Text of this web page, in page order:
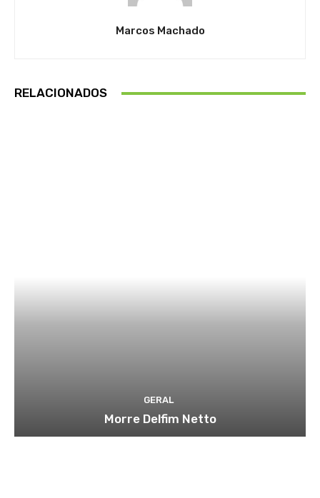
Marcos Machado
RELACIONADOS
GERAL
Morre Delfim Netto